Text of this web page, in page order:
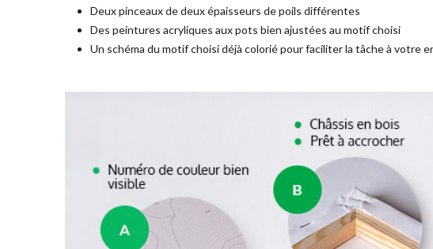
Deux pinceaux de deux épaisseurs de poils différentes
Des peintures acryliques aux pots bien ajustées au motif choisi
Un schéma du motif choisi déjà colorié pour faciliter la tâche à votre